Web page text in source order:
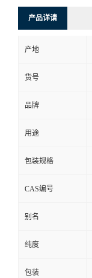
产品详请
产地
货号
品牌
用途
包装规格
CAS编号
别名
纯度
包装